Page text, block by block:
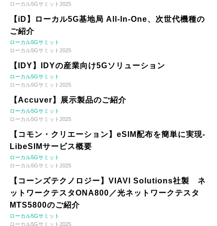
ローカル5Gサミット2025
【iD】ローカル5G基地局 All-In-One、次世代機種の
ご紹介
ローカル5Gサミット
ローカル5Gサミット2025
【IDY】IDYの産業向け5Gソリューション
ローカル5Gサミット
ローカル5Gサミット2025
【Accuver】展示製品のご紹介
ローカル5Gサミット
ローカル5Gサミット2025
【コモン・クリエーション】eSIM配布を簡単に実現-
LibeSIMサービス概要
ローカル5Gサミット
ローカル5Gサミット2025
【コーンズテクノロジー】VIAVI Solutions社製 ネ
ットワークテスタONA800／光ネットワークテスタ
MTS5800のご紹介
ローカル5Gサミット
ローカル5Gサミット2025